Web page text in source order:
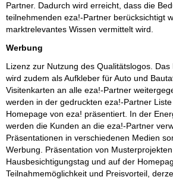
Partner. Dadurch wird erreicht, dass die
teilnehmenden eza!-Partner berücksichtigt
marktrelevantes Wissen vermittelt wird.
Werbung
Lizenz zur Nutzung des Qualitätslogos. Das
wird zudem als Aufkleber für Auto und
Visitenkarten an alle eza!-Partner
werden in der gedruckten eza!-Partner
Homepage von eza! präsentiert. In der
werden die Kunden an die eza!-Partner
Präsentationen in verschiedenen Medien
Werbung. Präsentation von
Hausbesichtigungstag und auf der
Teilnahmemöglichkeit und Preisvorteil,